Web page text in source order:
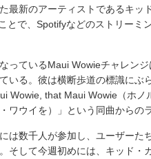
最新のアーティストであるキッ
とで、Spotifyなどのストリーミ
っているMaui Wowieチャレン
いる。彼は横断歩道の標識に
Wowie, that Maui Wowie（ホノ
ワウイを）」という同曲からの
は数千人が参加し、ユーザーた
そして今週初めには、キッド・